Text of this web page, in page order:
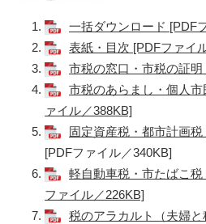
一括ダウンロード [PDF
表紙・目次 [PDFファイ
市税の窓口・市税の証
市税のあらまし・個人
ァイル／388KB]
固定資産税・都市計画
[PDFファイル／340KB]
軽自動車税・市たばこ
ファイル／226KB]
税のアラカルト（夫婦